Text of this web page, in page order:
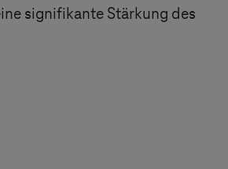
signifikante Stärkung des